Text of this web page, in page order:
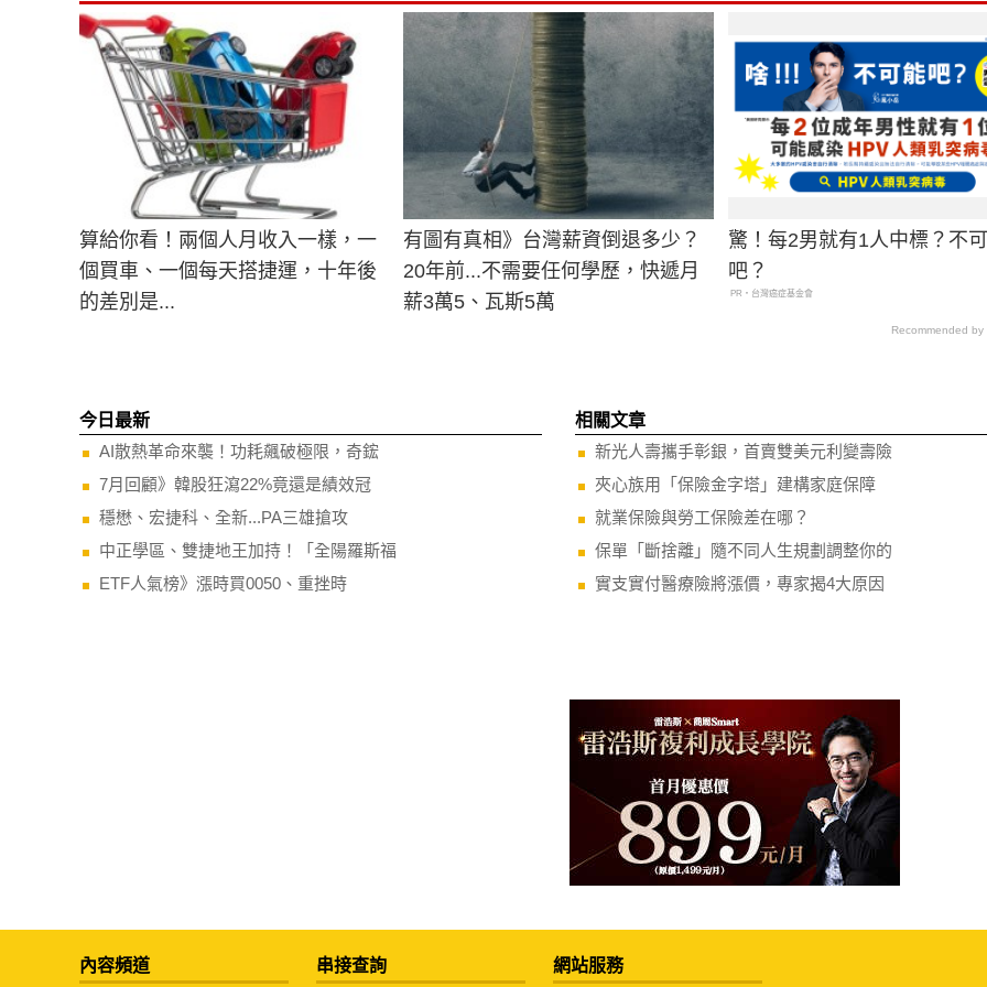
算給你看！兩個人月收入一樣，一
個買車、一個每天搭捷運，十年後
的差別是...
有圖有真相》台灣薪資倒退多少？
20年前...不需要任何學歷，快遞月
薪3萬5、瓦斯5萬
驚！每2男就有1人中標？不
吧？
PR・台灣癌症基金會
Recommended by
今日最新
AI散熱革命來襲！功耗飆破極限，奇鋐
7月回顧》韓股狂瀉22%竟還是績效冠
穩懋、宏捷科、全新...PA三雄搶攻
中正學區、雙捷地王加持！「全陽羅斯福
ETF人氣榜》漲時買0050、重挫時
相關文章
新光人壽攜手彰銀，首賣雙美元利變壽險
夾心族用「保險金字塔」建構家庭保障
就業保險與勞工保險差在哪？
保單「斷捨離」隨不同人生規劃調整你的
實支實付醫療險將漲價，專家揭4大原因
內容頻道 串接查詢 網站服務